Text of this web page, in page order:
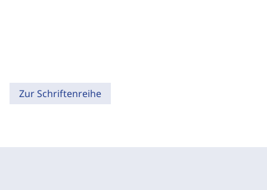
Zur Schriftenreihe